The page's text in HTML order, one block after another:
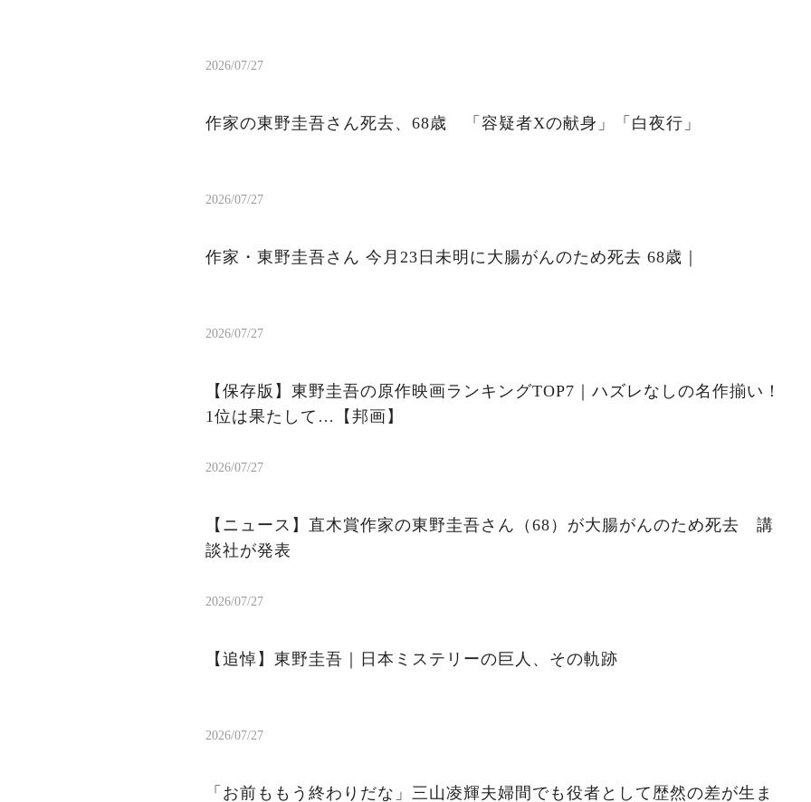
2026/07/27
作家の東野圭吾さん死去、68歳 「容疑者Xの献身」「白夜行」
2026/07/27
作家・東野圭吾さん 今月23日未明に大腸がんのため死去 68歳｜
2026/07/27
【保存版】東野圭吾の原作映画ランキングTOP7｜ハズレなしの名作揃い！
1位は果たして…【邦画】
2026/07/27
【ニュース】直木賞作家の東野圭吾さん（68）が大腸がんのため死去 講
談社が発表
2026/07/27
【追悼】東野圭吾｜日本ミステリーの巨人、その軌跡
2026/07/27
「お前ももう終わりだな」三山凌輝夫婦間でも役者として歴然の差が生ま